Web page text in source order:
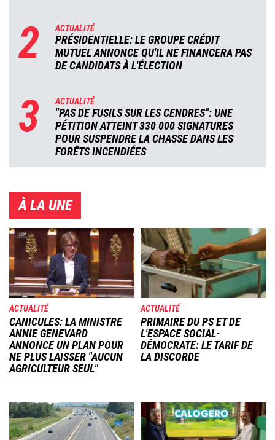
2 ACTUALITÉ
PRÉSIDENTIELLE: LE GROUPE CRÉDIT
MUTUEL ANNONCE QU'IL NE FINANCERA PAS
DE CANDIDATS À L'ÉLECTION
3 ACTUALITÉ
"PAS DE FUSILS SUR LES CENDRES": UNE
PÉTITION ATTEINT 330 000 SIGNATURES
POUR SUSPENDRE LA CHASSE DANS LES
FORÊTS INCENDIÉES
À LA UNE
Image
ACTUALITÉ
CANICULES: LA MINISTRE
ANNIE GENEVARD
ANNONCE UN PLAN POUR
NE PLUS LAISSER "AUCUN
AGRICULTEUR SEUL"
Image
ACTUALITÉ
PRIMAIRE DU PS ET DE
L'ESPACE SOCIAL-
DÉMOCRATE: LE TARIF DE
LA DISCORDE
Image Image